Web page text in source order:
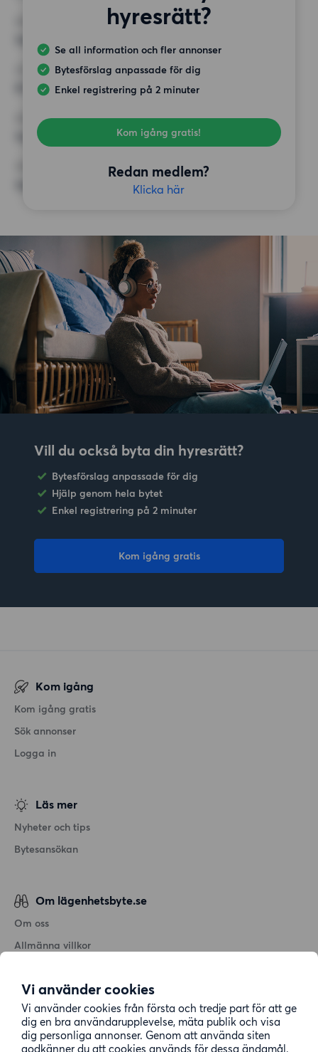
Vi använder cookies
Vi använder cookies från första och tredje part för att ge
dig en bra användarupplevelse, mäta publik och visa
dig personliga annonser. Genom att använda siten
godkänner du att cookies används för dessa ändamål.
hyresrätt?
Se all information och fler annonser
Bytesförslag anpassade för dig
Enkel registrering på 2 minuter
Kom igång gratis!
Redan medlem?
Klicka här
MINST ANTAL KVADRATMETER
HÖGSTA HYRA
8 000 kr
Inga speciella krav
ÖVRIGA PREFERENSER
Inga speciella preferenser
Vill du också byta din hyresrätt?
Bytesförslag anpassade för dig
Hjälp genom hela bytet
Enkel registrering på 2 minuter
Kom igång gratis
Kom igång
Kom igång gratis
Sök annonser
Logga in
Läs mer
Nyheter och tips
Bytesansökan
Om lägenhetsbyte.se
Om oss
Allmänna villkor
Cookiepolicy
Sitemap